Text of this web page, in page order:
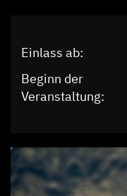
Einlass ab:
Beginn der
Veranstaltung: